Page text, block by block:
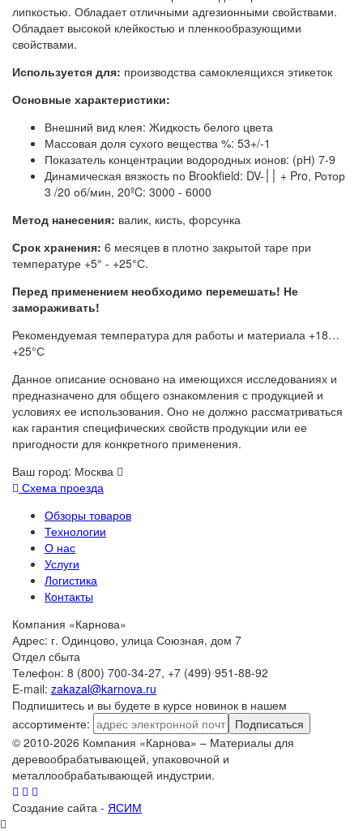
липкостью. Обладает отличными адгезионными свойствами.
Обладает высокой клейкостью и пленкообразующими
свойствами.
Используется для: производства самоклеящихся этикеток
Основные характеристики:
Внешний вид клея: Жидкость белого цвета
Массовая доля сухого вещества %: 53+/-1
Показатель концентрации водородных ионов: (рН) 7-9
Динамическая вязкость по Brookfield: DV-׀׀ + Pro, Ротор
3 /20 об/мин, 20ºC: 3000 - 6000
Метод нанесения: валик, кисть, форсунка
Срок хранения: 6 месяцев в плотно закрытой таре при
температуре +5° - +25°С.
Перед применением необходимо перемешать! Не
замораживать!
Рекомендуемая температура для работы и материала +18…
+25°С
Данное описание основано на имеющихся исследованиях и
предназначено для общего ознакомления с продукцией и
условиях ее использования. Оно не должно рассматриваться
как гарантия специфических свойств продукции или ее
пригодности для конкретного применения.
Ваш город: Москва
Схема проезда
Обзоры товаров
Технологии
О нас
Услуги
Логистика
Контакты
Компания «Карнова»
Адрес: г. Одинцово, улица Союзная, дом 7
Отдел сбыта
Телефон: 8 (800) 700-34-27, +7 (499) 951-88-92
E-mail: zakazal@karnova.ru
Подпишитесь и вы будете в курсе новинок в нашем
ассортименте:
Подписаться
© 2010-2026 Компания «Карнова» – Материалы для
деревообрабатывающей, упаковочной и
металлообрабатывающей индустрии.
Создание сайта - ЯСИМ